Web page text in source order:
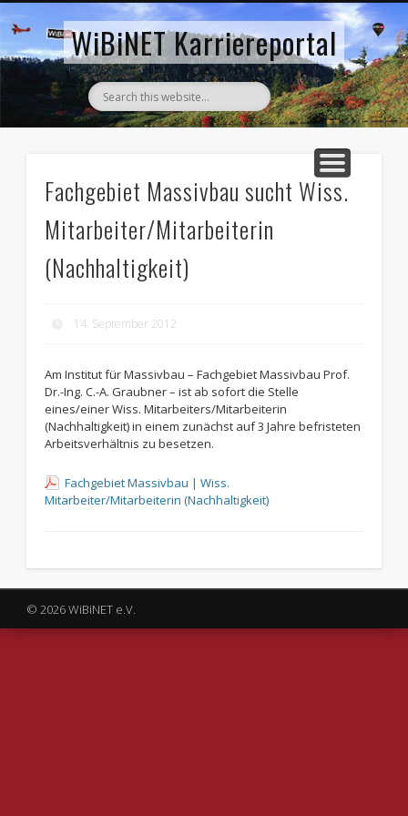
WiBiNET Karriereportal
AKTUELLE STELLENANZEIGEN
ZURÜCK ZUM WIBINET
Fachgebiet Massivbau sucht Wiss.
Mitarbeiter/Mitarbeiterin
(Nachhaltigkeit)
14. September 2012
Am Institut für Massivbau – Fachgebiet Massivbau Prof.
Dr.-Ing. C.-A. Graubner – ist ab sofort die Stelle
eines/einer Wiss. Mitarbeiters/Mitarbeiterin
(Nachhaltigkeit) in einem zunächst auf 3 Jahre befristeten
Arbeitsverhältnis zu besetzen.
Fachgebiet Massivbau | Wiss.
Mitarbeiter/Mitarbeiterin (Nachhaltigkeit)
© 2026 WiBiNET e.V.